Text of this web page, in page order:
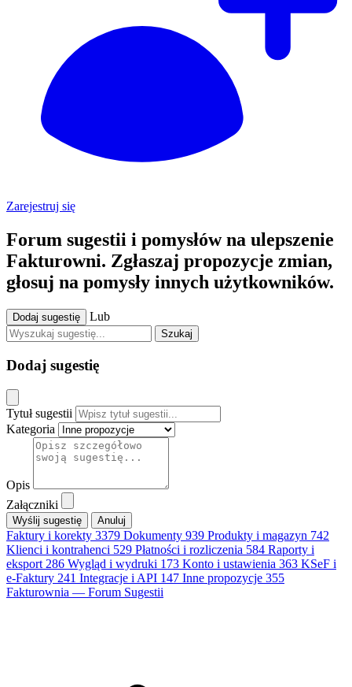
Zarejestruj się
Forum sugestii i pomysłów na ulepszenie
Fakturowni. Zgłaszaj propozycje zmian,
głosuj na pomysły innych użytkowników.
Dodaj sugestię Lub
Szukaj
Dodaj sugestię
Tytuł sugestii
Kategoria
Opis
Załączniki
Anuluj
Faktury i korekty 3379 Dokumenty 939 Produkty i magazyn 742
Klienci i kontrahenci 529 Płatności i rozliczenia 584 Raporty i
eksport 286 Wygląd i wydruki 173 Konto i ustawienia 363 KSeF i
e-Faktury 241 Integracje i API 147 Inne propozycje 355
Fakturownia — Forum Sugestii